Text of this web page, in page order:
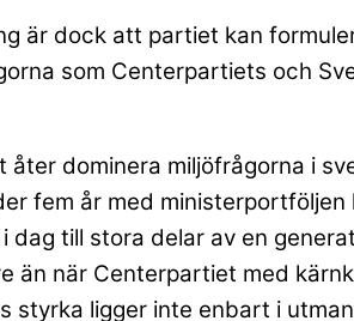
är dock att partiet kan
som Centerpartiets och
dominera miljöfrågorna i
fem år med
till stora delar av en
än när Centerpartiet med
styrka ligger inte enbart i